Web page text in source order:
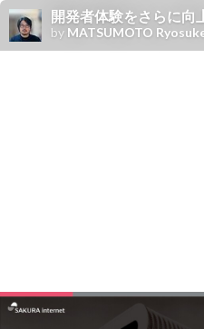
開発者体験をさらに
by MATSUMOTO